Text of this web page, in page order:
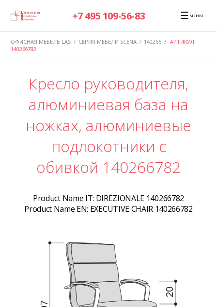
+7 495 109-56-83 ☰ МЕНЮ
ОФИСНАЯ МЕБЕЛЬ LAS / СЕРИЯ МЕБЕЛИ SCENA / 140266 / АРТИКУЛ
140266782
Кресло руководителя,
алюминиевая база на
ножках, алюминиевые
подлокотники с
обивкой 140266782
Product Name IT: DIREZIONALE 140266782
Product Name EN: EXECUTIVE CHAIR 140266782